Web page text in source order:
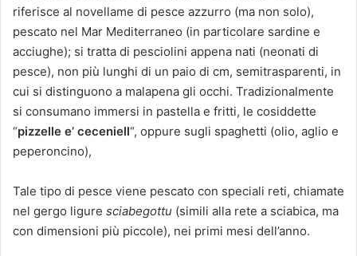
riferisce al novellame di pesce azzurro (ma non solo),
pescato nel Mar Mediterraneo (in particolare sardine e
acciughe); si tratta di pesciolini appena nati (neonati di
pesce), non più lunghi di un paio di cm, semitrasparenti, in
cui si distinguono a malapena gli occhi. Tradizionalmente
si consumano immersi in pastella e fritti, le cosiddette
“pizzelle e’ ceceniell“, oppure sugli spaghetti (olio, aglio e
peperoncino),
Tale tipo di pesce viene pescato con speciali reti, chiamate
nel gergo ligure sciabegottu (simili alla rete a sciabica, ma
con dimensioni più piccole), nei primi mesi dell’anno.